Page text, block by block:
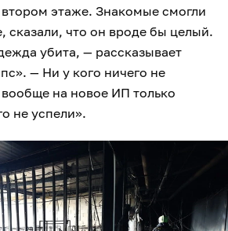
этаже. Знакомые смогли
сказали, что он вроде бы целый.
убита, — рассказывает
— Ни у кого ничего не
на новое ИП только
не успели».